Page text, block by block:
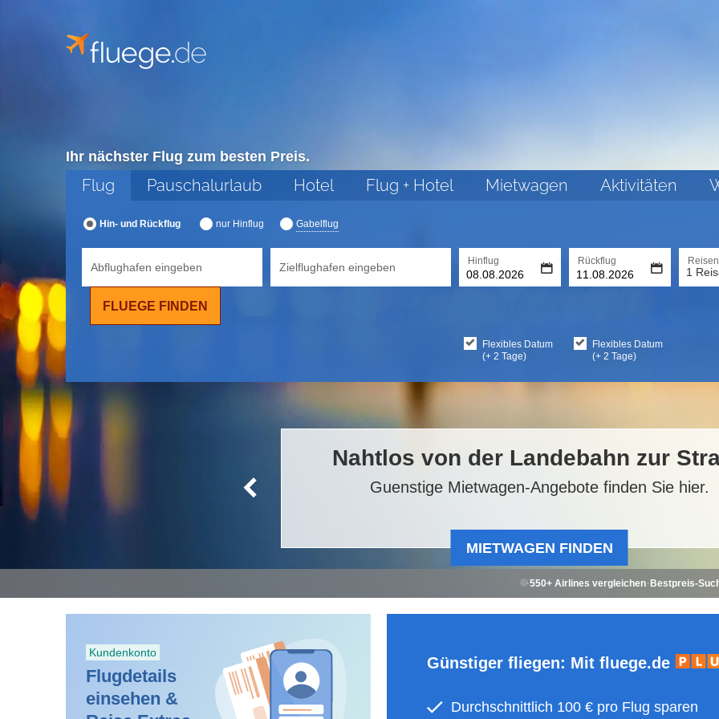
finden
sie
Ihr nächster Flug zum besten Preis.
Flug Pauschalurlaub Hotel Flug + Hotel Mietwagen Aktivitäten
Hin- und Rückflug nur Hinflug Gabelflug
Abflughafen eingeben Zielflughafen eingeben
Hinflug Rückflug
1
FLUEGE FINDEN
Flexibles Datum
(+ 2 Tage)
Flexibles Datum
(+ 2 Tage)
Angebote entdecken.
Nahtlos von der Landebahn zur
Guenstige Mietwagen-Angebote finden Sie hier.
MIETWAGEN FINDEN
2 3 4 5
·550+ Airlines vergleichen· Bestpreis-
Kundenkonto
Flugdetails
einsehen &
Günstiger fliegen: Mit fluege.de
Durchschnittlich 100 € pro Flug sparen